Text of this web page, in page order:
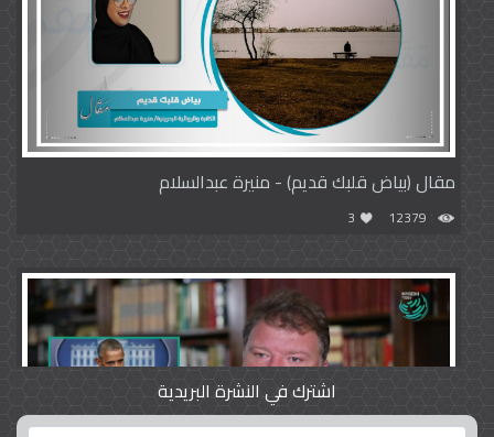
مقال (بياض قلبك قديم) - منيرة عبدالسلام
12379
3
اشترك في النشرة البريدية